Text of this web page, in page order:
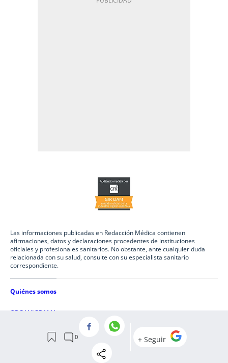
Las informaciones publicadas en Redacción Médica contienen
afirmaciones, datos y declaraciones procedentes de instituciones
oficiales y profesionales sanitarios. No obstante, ante cualquier duda
relacionada con su salud, consulte con su especialista sanitario
correspondiente.
Quiénes somos
ORGANIGRAMA
COMITÉ EDITORIAL